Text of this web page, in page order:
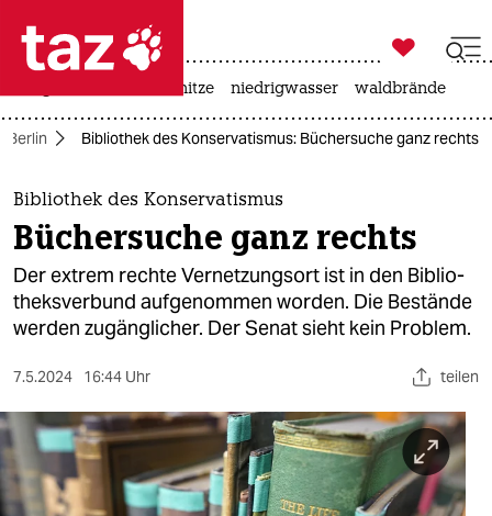
 taz zahl ich
taz zahl ich
themen
politik
öko
gesellschaft
sport
berlin

taz zahl ich
hitze niedrigwasser waldbrände
Berlin Bibliothek des Konservatismus: Büchersuche ganz rechts
Bibliothek des Konservatismus
Büchersuche ganz rechts
Der extrem rechte Vernetzungsort ist in den Biblio­
theks­­verbund aufgenommen worden. Die Bestände
werden zugänglicher. Der Senat sieht kein Problem.
7.5.2024 16:44 Uhr teilen